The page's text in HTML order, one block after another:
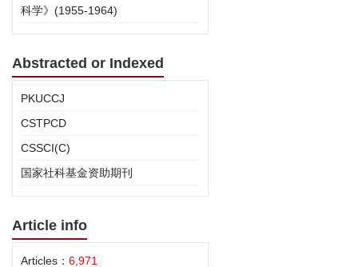
科学》(1955-1964)
Abstracted or Indexed
PKUCCJ
CSTPCD
CSSCI(C)
国家社科基金资助期刊
Article info
Articles： 6,971